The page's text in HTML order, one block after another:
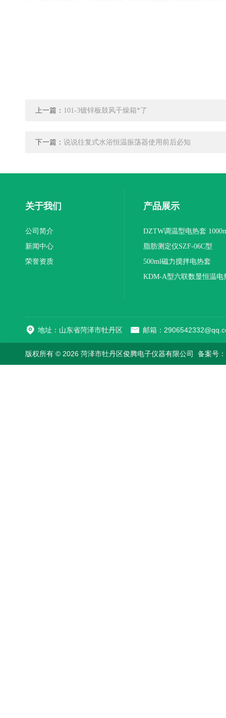
上一篇： 101-3镀锌板鼓风干燥箱*了
下一篇： 说说往复式水浴恒温振荡器使用前后必知
关于我们
公司简介
新闻中心
荣誉资质
产品展示
DZTW调温型电热套
联
脂肪测定仪SZF-06C型
500ml磁力搅拌电热套
KDM-A型六联数显恒温电
地址：山东省菏泽市牡丹区 邮箱：
版权所有 © 2026 菏泽市牡丹区俊腾电子仪器有限公司 备案号